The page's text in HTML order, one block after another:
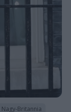
Nagy-Britannia